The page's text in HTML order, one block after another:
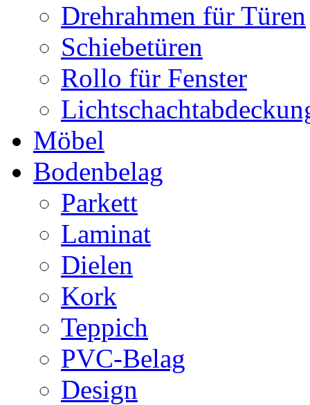
Drehrahmen für Türen
Schiebetüren
Rollo für Fenster
Möbel
Bodenbelag
Parkett
Laminat
Dielen
Kork
Teppich
PVC-Belag
Design